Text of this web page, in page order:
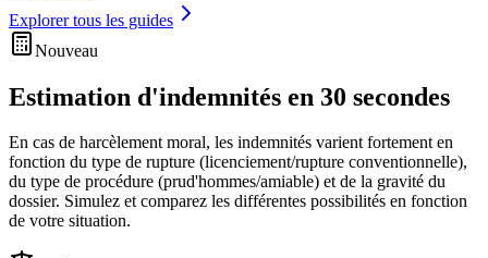
Explorer tous les guides
Nouveau
Estimation d'indemnités en 30 secondes
En cas de harcèlement moral, les indemnités varient fortement en
fonction du type de rupture (licenciement/rupture conventionnelle),
du type de procédure (prud'hommes/amiable) et de la gravité du
dossier. Simulez et comparez les différentes possibilités en fonction
de votre situation.